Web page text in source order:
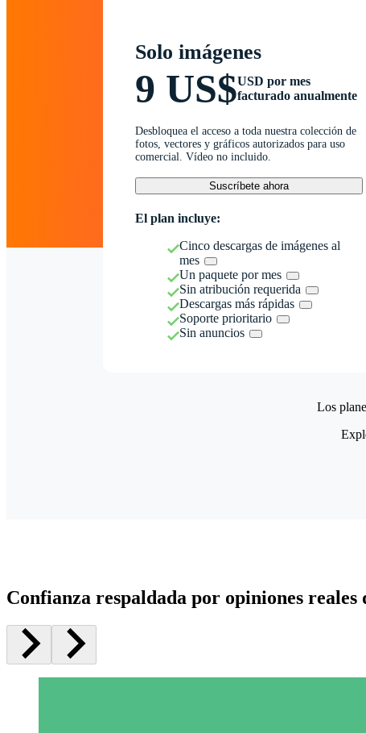
Solo imágenes
9 US$USD por mes
facturado anualmente
Desbloquea el acceso a toda nuestra colección de
fotos, vectores y gráficos autorizados para uso
comercial. Vídeo no incluido.
Suscríbete ahora
El plan incluye:
Cinco descargas de imágenes al
mes
Un paquete por mes
Sin atribución requerida
Descargas más rápidas
Soporte prioritario
Sin anuncios
Los
Confianza respaldada por opiniones reales